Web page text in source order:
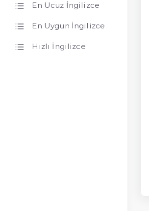
En Ucuz İngilizce
En Uygun İngilizce
Hızlı İngilizce